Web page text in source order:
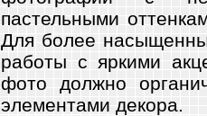
пастельными
Для более
работы с яркими
фото должно
элементами декора.